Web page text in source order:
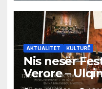
AKTUALITET KULTURË
Nis nesër
Verore –